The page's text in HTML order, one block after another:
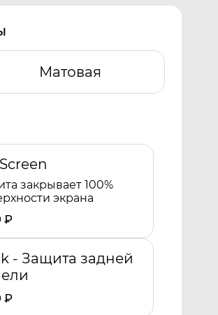
Матовая
закрывает 100%
экрана
₽
- Защита задней
₽